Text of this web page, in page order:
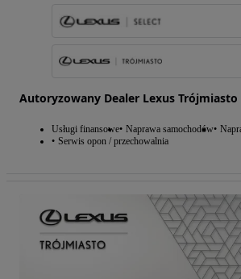
Autoryzowany Dealer Lexus Trójmiasto
Usługi finansowe Naprawa samochodów
Serwis opon / przechowalnia